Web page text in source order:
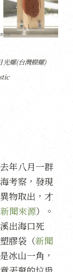
光螺(台灣蠑螺)
年八月一群
考察，發現
物取出，才
新聞來源）。
出海口死
膠袋（新聞
冰山一角，